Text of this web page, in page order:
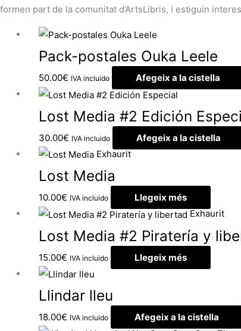
formen part de la comunitat d’ArtsLibris, i estiguin
Pack-postales Ouka Leele
50.00€ IVA incluido Afegeix a la cistella
Lost Media #2 Edición
30.00€ IVA incluido
Afegeix a la cistella
Exhaurit
Lost Media
10.00€ IVA incluido
Llegeix més
Exhaurit
Lost Media #2 Piratería y
15.00€ IVA incluido Llegeix més
Llindar lleu
18.00€ IVA incluido Afegeix a la cistella